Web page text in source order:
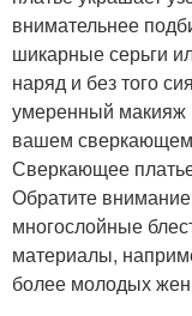
внимательнее
шикарные серьги
наряд и без того
умеренный макияж
вашем сверкающем
Сверкающее
Обратите
многослойные
материалы,
более молодых